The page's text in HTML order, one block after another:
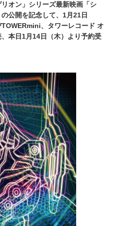
オン」シリーズ最新映画「シ
公開を記念して、1月21日
TOWERmini、タワーレコード オ
本日1月14日（木）より予約受